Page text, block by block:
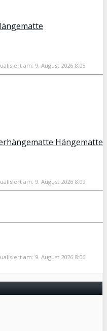
am: 9. August 2026 8:05
Hängematte
am: 9. August 2026 8:09
am: 9. August 2026 8:06